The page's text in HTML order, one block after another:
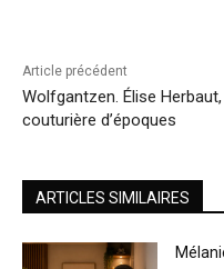
Article précédent
Wolfgantzen. Élise Herbaut,
couturière d’époques
ARTICLES SIMILAIRES